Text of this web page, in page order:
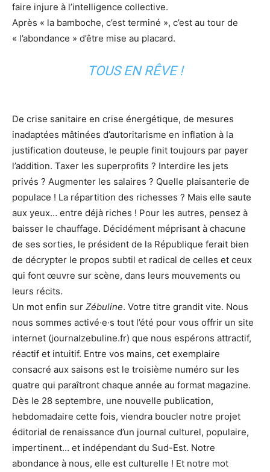
faire injure à l’intelligence collective.
Après « la bamboche, c’est terminé », c’est au tour de
« l’abondance » d’être mise au placard.
TOUS EN RÊVE !
De crise sanitaire en crise énergétique, de mesures
inadaptées mâtinées d’autoritarisme en inflation à la
justification douteuse, le peuple finit toujours par payer
l’addition. Taxer les superprofits ? Interdire les jets
privés ? Augmenter les salaires ? Quelle plaisanterie de
populace ! La répartition des richesses ? Mais elle saute
aux yeux… entre déjà riches ! Pour les autres, pensez à
baisser le chauffage. Décidément méprisant à chacune
de ses sorties, le président de la République ferait bien
de décrypter le propos subtil et radical de celles et ceux
qui font œuvre sur scène, dans leurs mouvements ou
leurs récits.
Un mot enfin sur Zébuline. Votre titre grandit vite. Nous
nous sommes activé·e·s tout l’été pour vous offrir un site
internet (journalzebuline.fr) que nous espérons attractif,
réactif et intuitif. Entre vos mains, cet exemplaire
consacré aux saisons est le troisième numéro sur les
quatre qui paraîtront chaque année au format magazine.
Dès le 28 septembre, une nouvelle publication,
hebdomadaire cette fois, viendra boucler notre projet
éditorial de renaissance d’un journal culturel, populaire,
impertinent… et indépendant du Sud-Est. Notre
abondance à nous, elle est culturelle ! Et notre mot